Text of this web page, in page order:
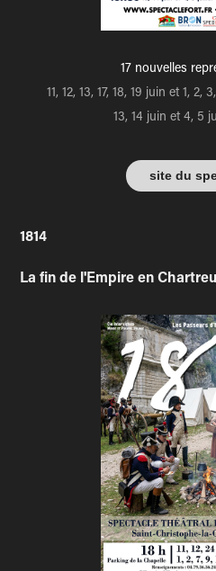
17 nouvelles
11, 12, 13, 17, 18, 19 juin et 1,
13, 14 juin et 4, 5
site du
1814
La fin de l'Empire en